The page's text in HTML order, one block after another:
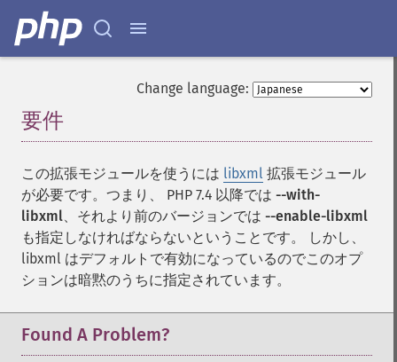
Change language:
要件
この拡張モジュールを使うには libxml 拡張モジュール
が必要です。つまり、 PHP 7.4 以降では --with-
libxml、それより前のバージョンでは --enable-libxml
も指定しなければならないということです。 しかし、
libxml はデフォルトで有効になっているのでこのオプ
ションは暗黙のうちに指定されています。
Found A Problem?